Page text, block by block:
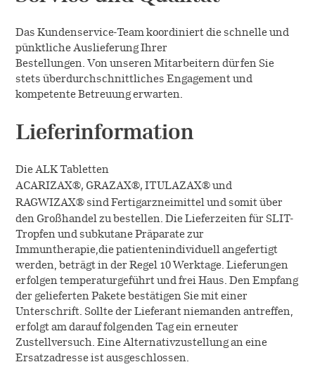
Native Allergene
Forschung
Anwendungsbeobachtungen
Freie Stellen
Cultural Beliefs
Unternehmen
ALK Österreich
ALK International
Geschichte
EFPIA
Presse
Kontakt
Online-Bestellungen
Das Kundenservice-Team koordiniert die schnelle und
pünktliche Auslieferung Ihrer
Bestellungen. Von unseren Mitarbeitern dürfen Sie
stets überdurchschnittliches Engagement und
kompetente Betreuung erwarten.
Lieferinformation
Die ALK Tabletten
ACARIZAX®, GRAZAX®, ITULAZAX®und
RAGWIZAX®sind Fertigarzneimittel und somit über
den Großhandel zu bestellen. Die Lieferzeiten für SLIT-
Tropfen und subkutane Präparate zur
Immuntherapie,die patientenindividuell angefertigt
werden, beträgt in der Regel 10 Werktage. Lieferungen
erfolgen temperaturgeführt und frei Haus. Den Empfang
der gelieferten Pakete bestätigen Sie mit einer
Unterschrift. Sollte der Lieferant niemanden antreffen,
erfolgt am darauf folgenden Tag ein erneuter
Zustellversuch. Eine Alternativzustellung an eine
Ersatzadresse ist ausgeschlossen.